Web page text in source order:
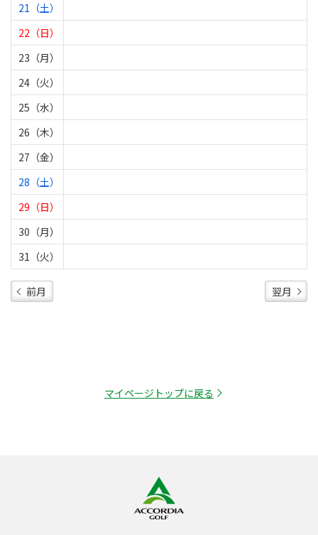
21（土）
22（日）
23（月）
24（火）
25（水）
26（木）
27（金）
28（土）
29（日）
30（月）
31（火）
前月 翌月
マイページトップに戻る